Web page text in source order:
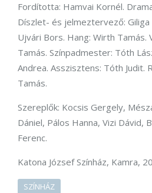
Fordította: Hamvai Kornél.
Díszlet- és jelmeztervező: Giliga
Ujvári Bors. Hang: Wirth Tamás.
Tamás. Színpadmester: Tóth
Andrea. Asszisztens: Tóth Judit.
Tamás.
Szereplők: Kocsis Gergely,
Dániel, Pálos Hanna, Vizi Dávid,
Ferenc.
Katona József Színház, Kamra,
SZÍNHÁZ